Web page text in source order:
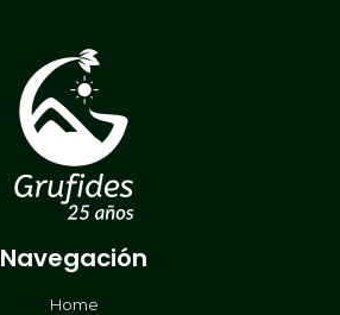
Navegación
Home